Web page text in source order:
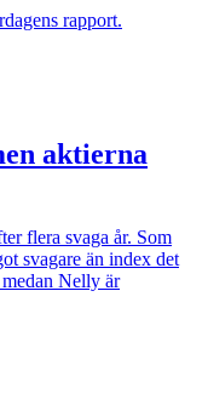
rapport.
aktierna
flera svaga år. Som
svagare än index det
medan Nelly är